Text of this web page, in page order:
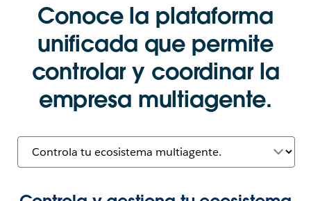
Conoce la plataforma
unificada que permite
controlar y coordinar la
empresa multiagente.